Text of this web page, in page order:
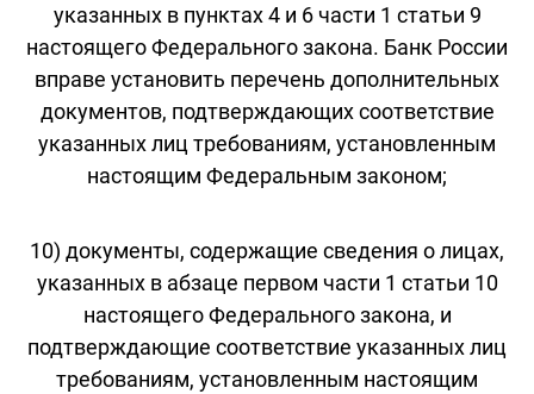
указанных в пунктах 4 и 6 части 1 статьи 9
настоящего Федерального закона. Банк России
вправе установить перечень дополнительных
документов, подтверждающих соответствие
указанных лиц требованиям, установленным
настоящим Федеральным законом;
10) документы, содержащие сведения о лицах,
указанных в абзаце первом части 1 статьи 10
настоящего Федерального закона, и
подтверждающие соответствие указанных лиц
требованиям, установленным настоящим